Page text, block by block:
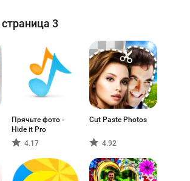
3
Прячьте фото -
Hide it Pro
4.17
Cut Paste Photos
4.92